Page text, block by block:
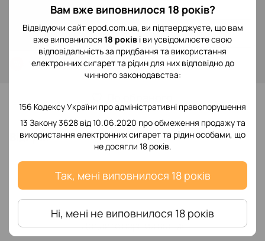
Вам вже виповнилося 18 років?
Відвідуючи сайт epod.com.ua, ви підтверджуєте, що вам
вже виповнилося 18 років і ви усвідомлюєте свою
відповідальність за придбання та використання
електронних сигарет та рідин для них відповідно до
чинного законодавства:
156 Кодексу України про адміністративні правопорушення
13 Закону 3628 від 10.06.2020 про обмеження продажу та
використання електронних сигарет та рідин особами, що
не досягли 18 років.
Так, мені виповнилося 18 років
Ні, мені не виповнилося 18 років
Повідомити, коли з'явиться
Увійтидля відображення накопичувальної знижки
Відгуки
Додайте перший відгук